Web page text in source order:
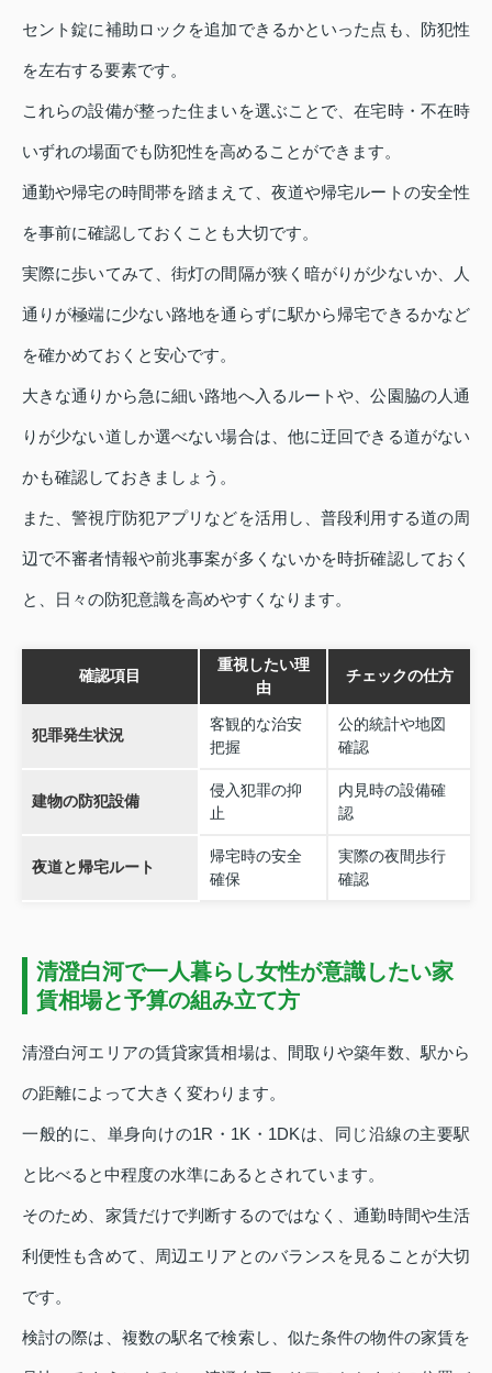
セント錠に補助ロックを追加できるかといった点も、防犯性
を左右する要素です。
これらの設備が整った住まいを選ぶことで、在宅時・不在時
いずれの場面でも防犯性を高めることができます。
通勤や帰宅の時間帯を踏まえて、夜道や帰宅ルートの安全性
を事前に確認しておくことも大切です。
実際に歩いてみて、街灯の間隔が狭く暗がりが少ないか、人
通りが極端に少ない路地を通らずに駅から帰宅できるかなど
を確かめておくと安心です。
大きな通りから急に細い路地へ入るルートや、公園脇の人通
りが少ない道しか選べない場合は、他に迂回できる道がない
かも確認しておきましょう。
また、警視庁防犯アプリなどを活用し、普段利用する道の周
辺で不審者情報や前兆事案が多くないかを時折確認しておく
と、日々の防犯意識を高めやすくなります。
確認項目
重視したい理
由
チェックの仕方
犯罪発生状況
客観的な治安
把握
公的統計や地図
確認
建物の防犯設備
侵入犯罪の抑
止
内見時の設備確
認
夜道と帰宅ルート
帰宅時の安全
確保
実際の夜間歩行
確認
清澄白河で一人暮らし女性が意識したい家
賃相場と予算の組み立て方
清澄白河エリアの賃貸家賃相場は、間取りや築年数、駅から
の距離によって大きく変わります。
一般的に、単身向けの1R・1K・1DKは、同じ沿線の主要駅
と比べると中程度の水準にあるとされています。
そのため、家賃だけで判断するのではなく、通勤時間や生活
利便性も含めて、周辺エリアとのバランスを見ることが大切
です。
検討の際は、複数の駅名で検索し、似た条件の物件の家賃を